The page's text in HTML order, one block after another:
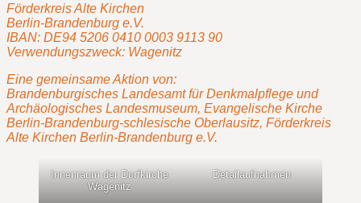
Förderkreis Alte Kirchen
Berlin-Brandenburg e.V.
IBAN: DE94 5206 0410 0003 9113 90
Verwendungszweck: Wagenitz
Eine gemeinsame Aktion von:
Brandenburgisches Landesamt für Denkmalpflege und
Archäologisches Landesmuseum, Evangelische Kirche
Berlin-Brandenburg-schlesische Oberlausitz, Förderkreis
Alte Kirchen Berlin-Brandenburg e.V.
Innenraum der Dorfkirche
Wagenitz
Detailaufnahmen